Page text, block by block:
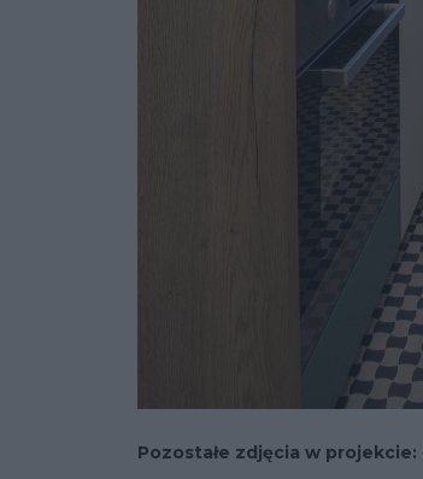
Pozostałe zdjęcia w projekcie: